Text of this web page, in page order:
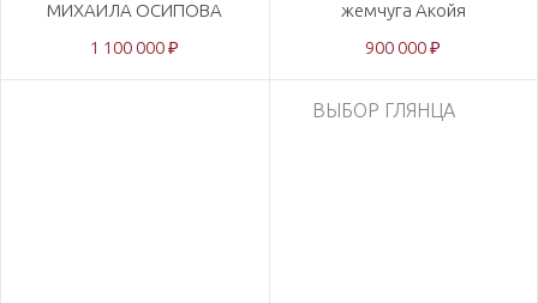
МИХАИЛА ОСИПОВА
1 100 000 ₽
жемчуга Акойя
900 000 ₽
ВЫБОР ГЛЯНЦА